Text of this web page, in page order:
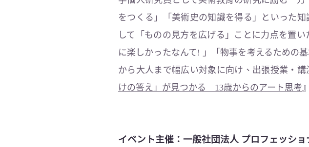
をつくる」「美術史の知識を得る」といった
して「ものの見方を広げる」ことに力点を置
に楽しかったなんて! 」「物事を考えるための
から大人まで幅広い対象に向け、出張授業・
けの答え」が見つかる 13歳からのアート思考
イベント主催：一般社団法人 プロフェッシ